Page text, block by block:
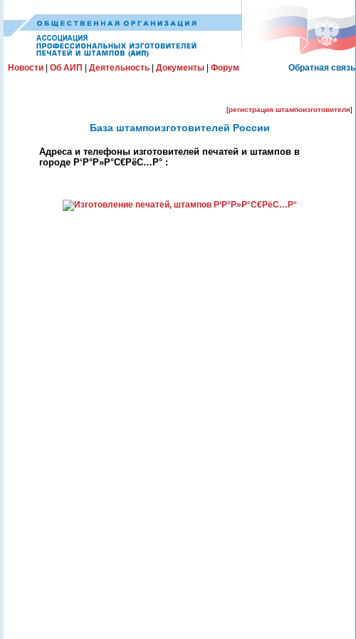
Новости Об АИП Деятельность Документы Форум Обратная связь
[регистрация штампоизготовителя]
База штампоизготовителей России
Адреса и телефоны изготовителей печатей и штампов в
городе Р‘Р°Р»Р°С€РёС…Р° :